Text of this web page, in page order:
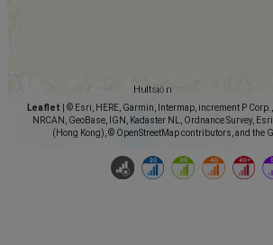
Leaflet
© Esri, HERE, Garmin, Intermap, increment P Corp.,
NRCAN, GeoBase, IGN, Kadaster NL, Ordnance Survey,
(Hong Kong), © OpenStreetMap contributors, and the